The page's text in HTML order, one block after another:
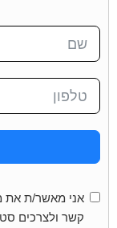
אני מאשר/ת את
קשר ולצרכים